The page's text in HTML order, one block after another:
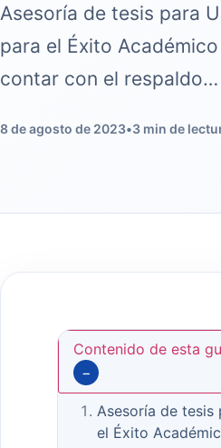
Asesoría de tesis para
para el Éxito
contar con el respaldo…
8 de agosto de 2023•3 min de
Contenido de esta
−
Asesoría de tesis
el Éxito